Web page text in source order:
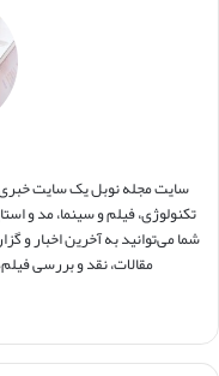
سایت مجله نوبل یک سایت
تکنولوژی، فیلم و سینما، مد و
شما می‌توانید به آخرین اخبار و
مقالات، نقد و بررسی